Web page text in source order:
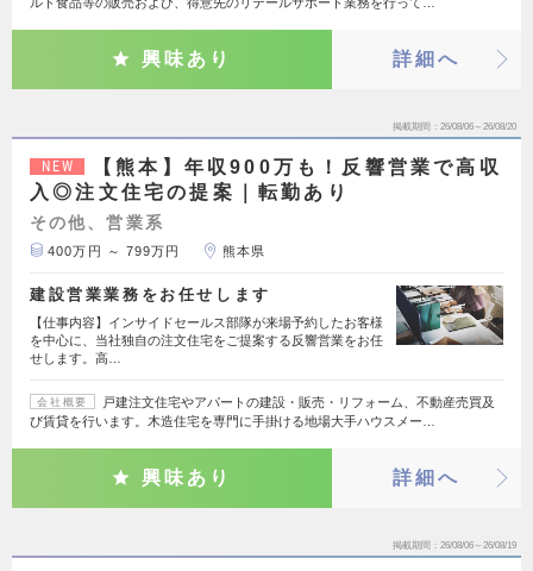
興味あり 詳細へ
掲載期間 26/08/06～26/08/20
NEW
【熊本】年収900万も！反響営業で高収
入◎注文住宅の提案｜転勤あり
その他、営業系
400万円 ～ 799万円 熊本県
建設営業業務をお任せします
【仕事内容】インサイドセールス部隊が来場予約したお客様
を中心に、当社独自の注文住宅をご提案する反響営業をお任
せします。高…
会社概要
戸建注文住宅やアパートの建設・販売・リフォーム、不動産売買及
び賃貸を行います。木造住宅を専門に手掛ける地場大手ハウスメー…
興味あり 詳細へ
掲載期間 26/08/06～26/08/19